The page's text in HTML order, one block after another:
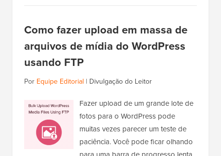
Como fazer upload em massa de
arquivos de mídia do WordPress
usando FTP
Por Equipe Editorial | Divulgação do Leitor
Fazer upload de um grande lote de
fotos para o WordPress pode
muitas vezes parecer um teste de
paciência. Você pode ficar olhando